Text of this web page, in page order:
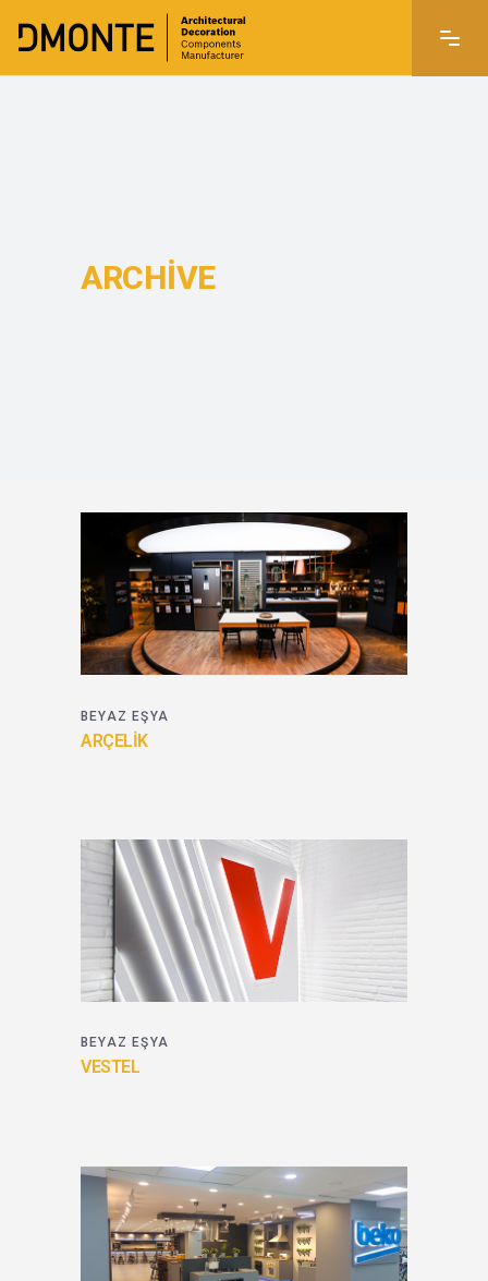
ARCHIVE
BEYAZ EŞYA
ARÇELİK
BEYAZ EŞYA
VESTEL